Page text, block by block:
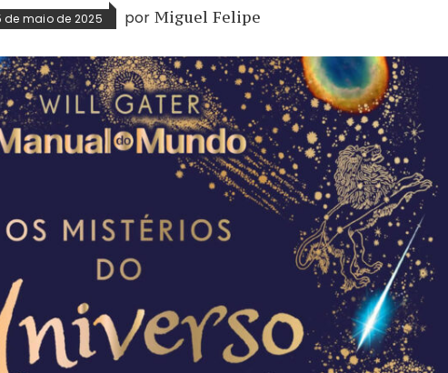
de maio de 2025 por Miguel Felipe